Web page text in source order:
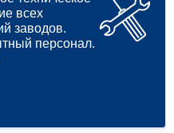
всех
заводов.
персонал.